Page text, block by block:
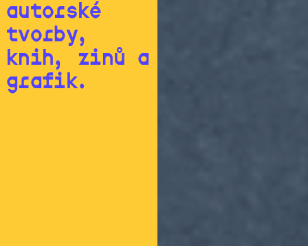
autorské
tvorby,
knih, zinů a
grafik.